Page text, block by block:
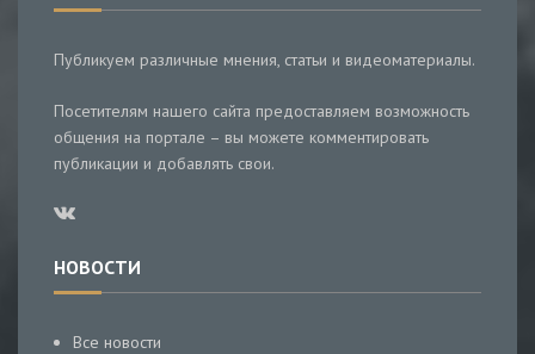
Публикуем различные мнения, статьи и видеоматериалы.
Посетителям нашего сайта предоставляем возможность
общения на портале – вы можете комментировать
публикации и добавлять свои.
НОВОСТИ
Все новости